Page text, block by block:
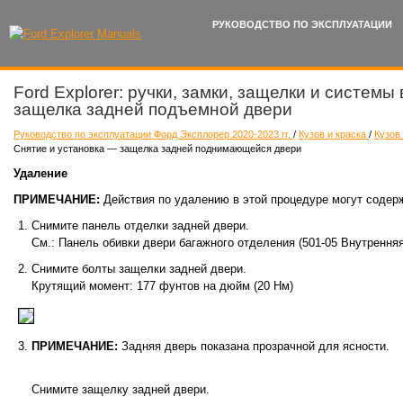
РУКОВОДСТВО ПО ЭКСПЛУАТАЦИИ
Ford Explorer: ручки, замки, защелки и
защелка задней подъемной двери
Руководство по эксплуатации Форд Эксплорер 2020-2023 гг. / Кузов и краска /
Снятие и установка — защелка задней поднимающейся двери
Удаление
ПРИМЕЧАНИЕ: Действия по удалению в этой процедуре могут
Снимите панель отделки задней двери.
См.: Панель обивки двери багажного отделения (501-05
Снимите болты защелки задней двери.
Крутящий момент: 177 фунтов на дюйм (20 Нм)
ПРИМЕЧАНИЕ: Задняя дверь показана прозрачной для ясности.
Снимите защелку задней двери.